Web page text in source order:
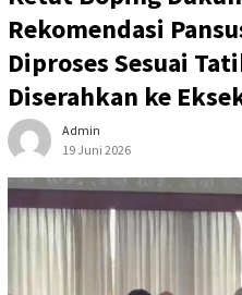
Rekomendasi
Diproses Sesuai
Diserahkan ke
Admin
19 Juni 2026